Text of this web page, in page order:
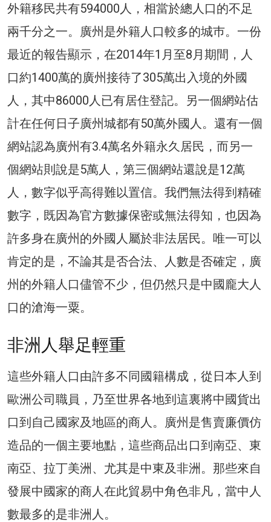
外籍移民共有594000人，相當於總人口的不足
兩千分之一。廣州是外籍人口較多的城巿。一份
最近的報告顯示，在2014年1月至8月期間，人
口約1400萬的廣州接待了305萬出入境的外國
人，其中86000人已有居住登記。另一個網站估
計在任何日子廣州城都有50萬外國人。還有一個
網站認為廣州有3.4萬名外籍永久居民，而另一
個網站則說是5萬人，第三個網站還說是12萬
人，數字似乎高得難以置信。我們無法得到精確
數字，既因為官方數據保密或無法得知，也因為
許多身在廣州的外國人屬於非法居民。唯一可以
肯定的是，不論其是否合法、人數是否確定，廣
州的外籍人口儘管不少，但仍然只是中國龐大人
口的滄海一粟。
非洲人舉足輕重
這些外籍人口由許多不同國籍構成，從日本人到
歐洲公司職員，乃至世界各地到這裏將中國貨出
口到自己國家及地區的商人。廣州是售賣廉價仿
造品的一個主要地點，這些商品出口到南亞、東
南亞、拉丁美洲、尤其是中東及非洲。那些來自
發展中國家的商人在此貿易中角色非凡，當中人
數最多的是非洲人。